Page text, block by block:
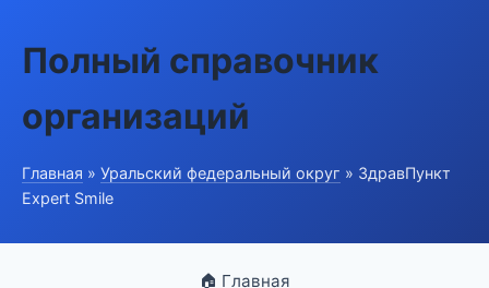
Полный справочник
организаций
Главная » Уральский федеральный округ » ЗдравПункт
Expert Smile
🏠 Главная